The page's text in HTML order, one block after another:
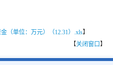
（单位：万元）（12.31）.xls】
【关闭窗口】